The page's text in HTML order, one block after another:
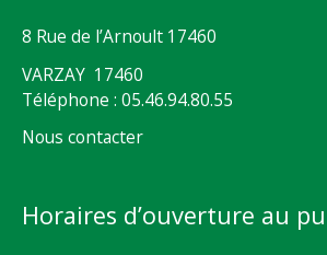
8 Rue de l’Arnoult 17460
VARZAY 17460
Téléphone : 05.46.94.80.55
Nous contacter
Horaires d’ouverture au